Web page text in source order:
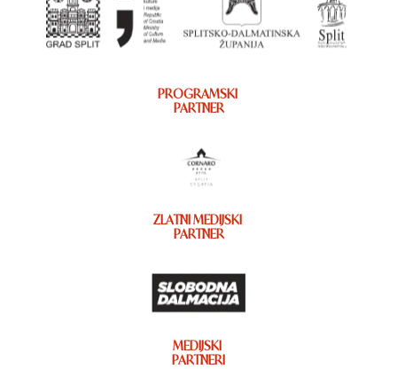
PROGRAMSKI
PARTNER
ZLATNI MEDIJSKI
PARTNER
MEDIJSKI
PARTNERI